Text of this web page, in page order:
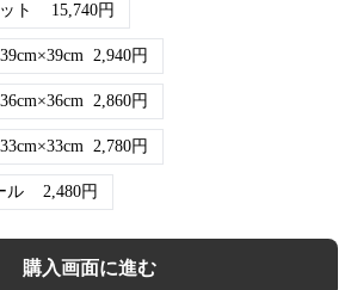
ト 15,740円
39cm×39cm 2,940円
36cm×36cm 2,860円
33cm×33cm 2,780円
ル 2,480円
購入画面に進む